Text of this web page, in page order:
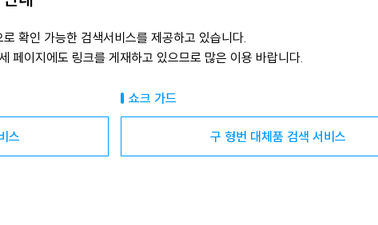
확인 가능한 검색서비스를 제공하고 있습니다.
페이지에도 링크를 게재하고 있으므로 많은 이용 바랍니다.
스
쇼크 가드
구 형번 대체품 검색 서비스